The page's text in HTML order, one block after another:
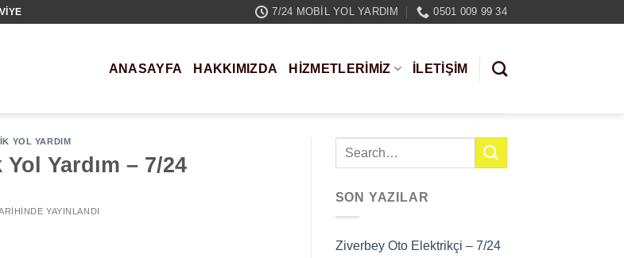
7/24 MOBIL YOL YARDIM 0501 009 99 34
ANASAYFA HAKKIMIZDA HIZMETLERIMIZ İLETİŞİM
YOL YARDIM
Yardım – 7/24
YAYINLANDI
SON YAZILAR
Ziverbey Oto Elektrikçi – 7/24